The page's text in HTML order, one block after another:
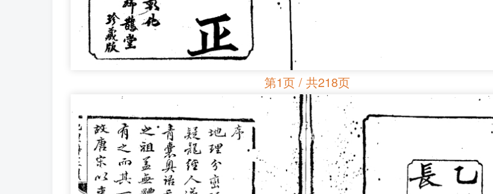
第1页 / 共218页